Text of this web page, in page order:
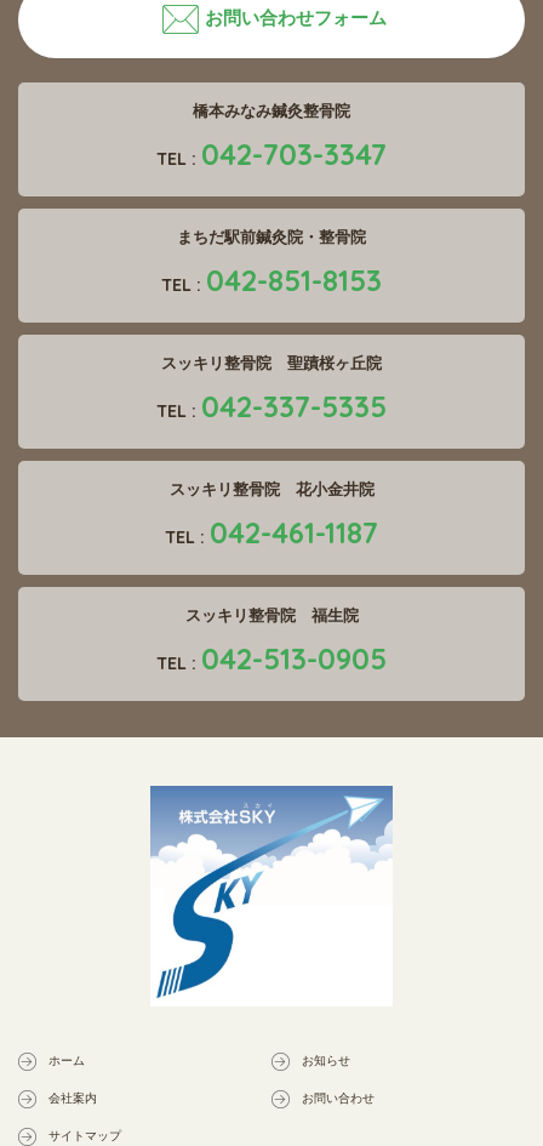
お問い合わせフォーム
橋本みなみ鍼灸整骨院
TEL : 042-703-3347
まちだ駅前鍼灸院・整骨院
TEL : 042-851-8153
スッキリ整骨院 聖蹟桜ヶ丘院
TEL : 042-337-5335
スッキリ整骨院 花小金井院
TEL : 042-461-1187
スッキリ整骨院 福生院
TEL : 042-513-0905
ホーム お知らせ
会社案内 お問い合わせ
サイトマップ